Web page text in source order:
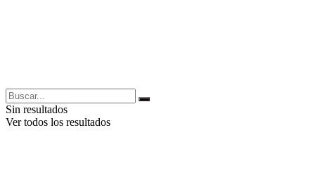
Sin resultados
Ver todos los resultados